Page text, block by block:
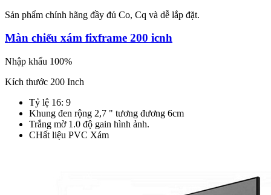
Sản phẩm chính hãng đầy đủ Co, Cq và dễ lắp đặt.
Màn chiếu xám fixframe 200 icnh
Nhập khẩu 100%
Kích thước 200 Inch
Tỷ lệ 16: 9
Khung đen rộng 2,7 " tương đương 6cm
Trắng mờ 1.0 độ gain hình ảnh.
CHất liệu PVC Xám